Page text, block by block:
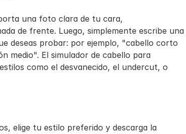
una foto clara de tu cara,
de frente. Luego, simplemente escribe una
deseas probar: por ejemplo, "cabello corto
medio". El simulador de cabello para
como el desvanecido, el undercut, o
elige tu estilo preferido y descarga la